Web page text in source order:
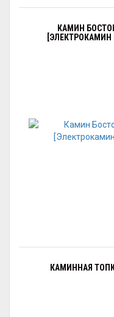
КАМИН
[ЭЛЕКТРОКАМИН
КАМИННАЯ